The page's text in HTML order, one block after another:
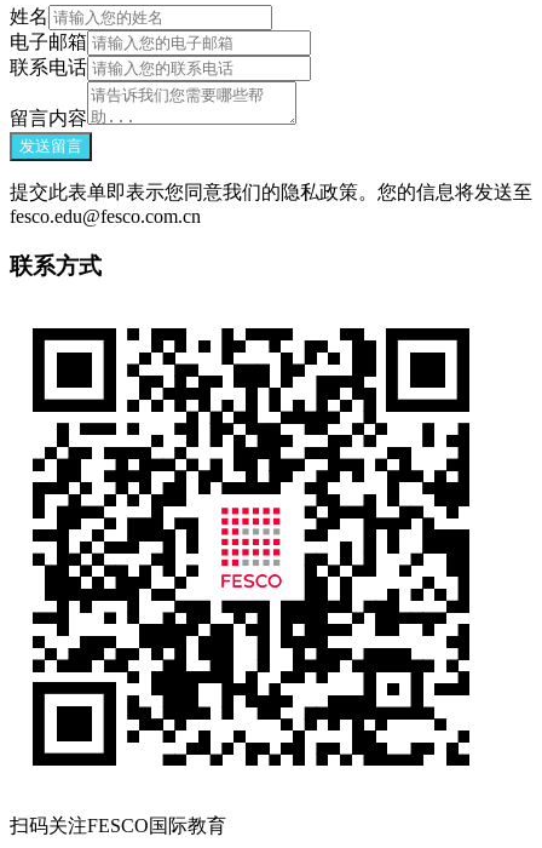
姓名
电子邮箱
联系电话
留言内容
发送留言
提交此表单即表示您同意我们的隐私政策。您的信息将发送至
fesco.edu@fesco.com.cn
联系方式
扫码关注FESCO国际教育